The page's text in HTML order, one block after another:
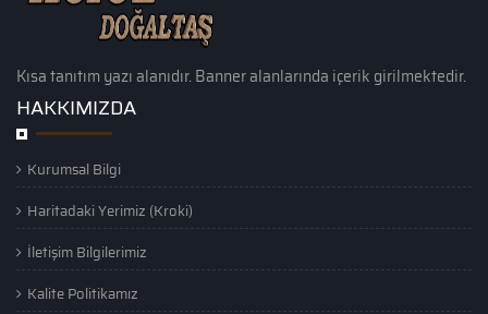
Kısa tanıtım yazı alanıdır. Banner alanlarında içerik girilmektedir.
HAKKIMIZDA
Kurumsal Bilgi
Haritadaki Yerimiz (Kroki)
İletişim Bilgilerimiz
Kalite Politikamız